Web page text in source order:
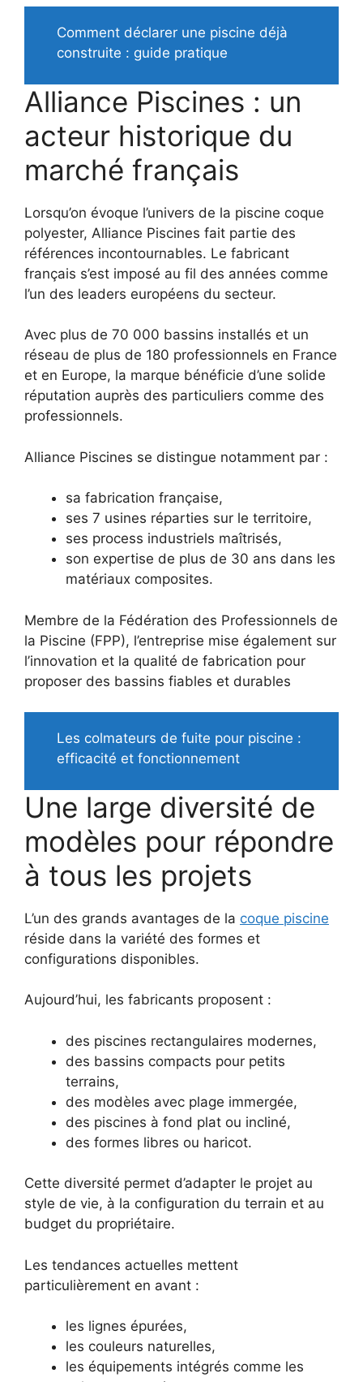
Comment déclarer une piscine déjà
construite : guide pratique
Alliance Piscines : un
acteur historique du
marché français
Lorsqu’on évoque l’univers de la piscine coque
polyester, Alliance Piscines fait partie des
références incontournables. Le fabricant
français s’est imposé au fil des années comme
l’un des leaders européens du secteur.
Avec plus de 70 000 bassins installés et un
réseau de plus de 180 professionnels en France
et en Europe, la marque bénéficie d’une solide
réputation auprès des particuliers comme des
professionnels.
Alliance Piscines se distingue notamment par :
sa fabrication française,
ses 7 usines réparties sur le territoire,
ses process industriels maîtrisés,
son expertise de plus de 30 ans dans les
matériaux composites.
Membre de la Fédération des Professionnels de
la Piscine (FPP), l’entreprise mise également sur
l’innovation et la qualité de fabrication pour
proposer des bassins fiables et durables
Les colmateurs de fuite pour piscine :
efficacité et fonctionnement
Une large diversité de
modèles pour répondre
à tous les projets
L’un des grands avantages de la coque piscine
réside dans la variété des formes et
configurations disponibles.
Aujourd’hui, les fabricants proposent :
des piscines rectangulaires modernes,
des bassins compacts pour petits
terrains,
des modèles avec plage immergée,
des piscines à fond plat ou incliné,
des formes libres ou haricot.
Cette diversité permet d’adapter le projet au
style de vie, à la configuration du terrain et au
budget du propriétaire.
Les tendances actuelles mettent
particulièrement en avant :
les lignes épurées,
les couleurs naturelles,
les équipements intégrés comme les